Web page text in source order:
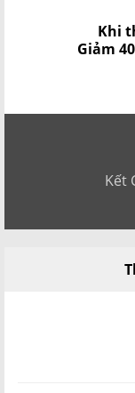
Khi
Giảm
Kết